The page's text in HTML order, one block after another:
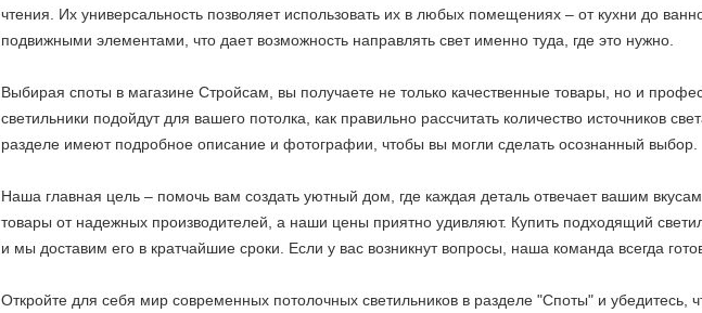
чтения. Их универсальность позволяет использовать их в любых помещениях – от кухни до
подвижными элементами, что дает возможность направлять свет именно туда, где это нужно.
Выбирая споты в магазине Стройсам, вы получаете не только качественные товары, но и
светильники подойдут для вашего потолка, как правильно рассчитать количество источников
разделе имеют подробное описание и фотографии, чтобы вы могли сделать осознанный выбор.
Наша главная цель – помочь вам создать уютный дом, где каждая деталь отвечает вашим
товары от надежных производителей, а наши цены приятно удивляют. Купить подходящий
и мы доставим его в кратчайшие сроки. Если у вас возникнут вопросы, наша команда всегда
Откройте для себя мир современных потолочных светильников в разделе "Споты" и убедитесь,